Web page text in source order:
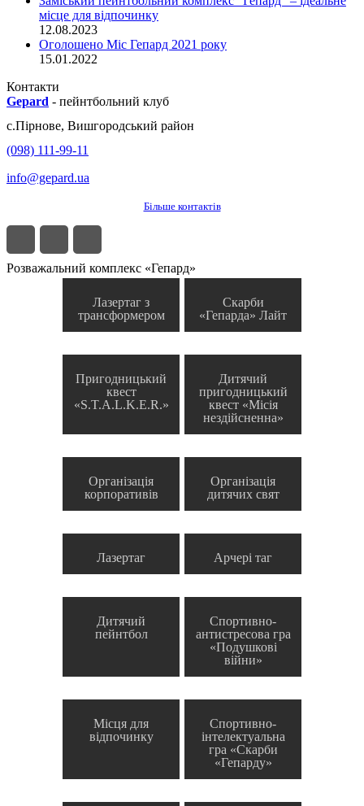
місце для відпочинку
12.08.2023
Оголошено Міс Гепард 2021 року
15.01.2022
Контакти
Gepard - пейнтбольний клуб
с.Пірнове, Вишгородський район
(098) 111-99-11
info@gepard.ua
Більше контактів
Розважальний комплекс «Гепард»
Лазертаг з
трансформером
Скарби
«Гепарда» Лайт
Пригодницький
квест
«S.T.A.L.K.E.R.»
Дитячий
пригодницький
квест «Місія
нездійсненна»
Організація
корпоративів
Організація
дитячих свят
Лазертаг Арчері таг
Дитячий
пейнтбол
Спортивно-
антистресова гра
«Подушкові
війни»
Місця для
відпочинку
Спортивно-
інтелектуальна
гра «Скарби
«Гепарду»